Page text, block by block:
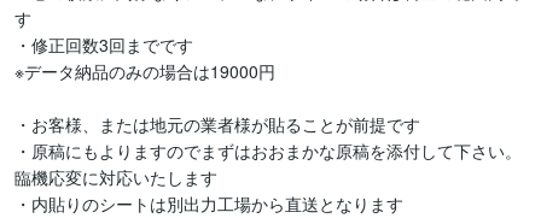
す
・修正回数3回までです
※データ納品のみの場合は19000円
・お客様、または地元の業者様が貼ることが前提です
・原稿にもよりますのでまずはおおまかな原稿を添付して下さい。
臨機応変に対応いたします
・内貼りのシートは別出力工場から直送となります